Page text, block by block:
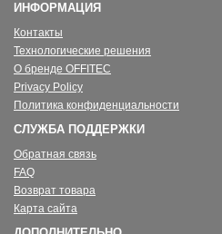
ИНФОРМАЦИЯ
Контакты
Технологические решения
О бренде OFFITEC
Privacy Policy
Политика конфиденциальности
СЛУЖБА ПОДДЕРЖКИ
Обратная связь
FAQ
Возврат товара
Карта сайта